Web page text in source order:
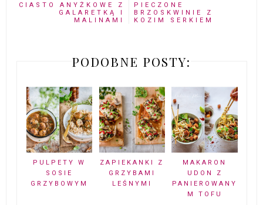
CIASTO ANYŻKOWE Z
GALARETKĄ I
MALINAMI
PIECZONE
BRZOSKWINIE Z
KOZIM SERKIEM
PODOBNE POSTY:
PULPETY W
SOSIE
GRZYBOWYM
ZAPIEKANKI Z
GRZYBAMI
LEŚNYMI
MAKARON
UDON Z
PANIEROWANY
M TOFU